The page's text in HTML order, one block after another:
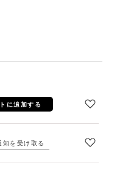
に追加する
知を受け取る